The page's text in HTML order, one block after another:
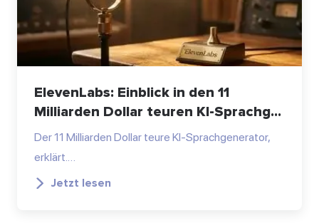
ElevenLabs: Einblick in den 11
Milliarden Dollar teuren KI-Sprachg...
Der 11 Milliarden Dollar teure KI-Sprachgenerator,
erklärt.…
Jetzt lesen